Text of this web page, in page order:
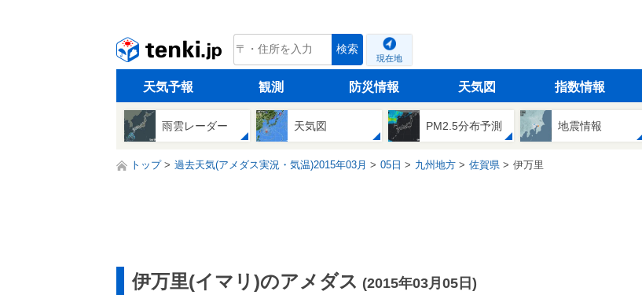
tenki.jp 検索
現在地
天気予報 観測 防災情報 天気図 指数情報
雨雲レーダー 天気図 PM2.5分布予測 地震情報
トップ 過去天気(アメダス実況・気温)2015年03月 05日 九州地方 佐賀県 伊万里
伊万里(イマリ)のアメダス (2015年03月05日)